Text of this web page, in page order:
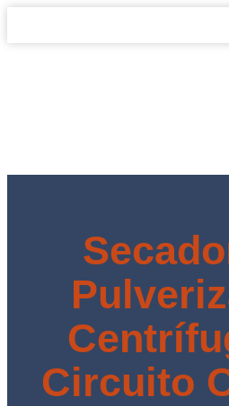
Circuito